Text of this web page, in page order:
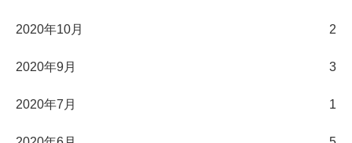
2020年10月 2
2020年9月 3
2020年7月 1